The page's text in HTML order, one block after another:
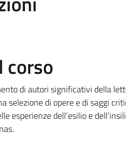
corso
di autori significativi della
selezione di opere e di saggi
esperienze dell’esilio e